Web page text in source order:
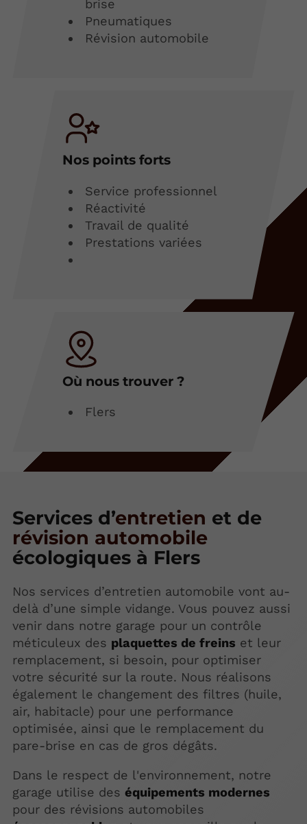
brise
Pneumatiques
Révision automobile
Nos points forts
Service professionnel
Réactivité
Travail de qualité
Prestations variées
Où nous trouver ?
Flers
Services d’entretien et de
révision automobile
écologiques à Flers
Nos services d’entretien automobile vont au-
delà d’une simple vidange. Vous pouvez aussi
venir dans notre garage pour un contrôle
méticuleux des plaquettes de freins et leur
remplacement, si besoin, pour optimiser
votre sécurité sur la route. Nous réalisons
également le changement des filtres (huile,
air, habitacle) pour une performance
optimisée, ainsi que le remplacement du
pare-brise en cas de gros dégâts.
Dans le respect de l'environnement, notre
garage utilise deséquipements modernes
pour des révisions automobiles